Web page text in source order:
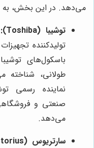
می‌دهد. در این بخش، به
توشیبا (Toshiba):
تولیدکننده
باسکول‌های
طولانی، شناخته
نماینده رسمی
صنعتی و
می‌دهد.
سارتریوس (Sartorius):